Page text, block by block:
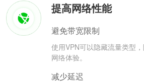
提高网络性能
避免带宽限制
使用VPN可以隐藏流量类型
网络体验。
减少延迟